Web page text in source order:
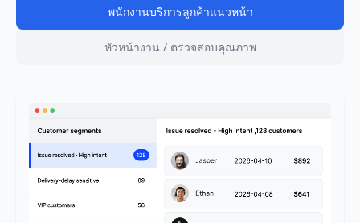
พนักงานบริการลูกค้าแนวหน้า
หัวหน้างาน / ตรวจสอบคุณภาพ